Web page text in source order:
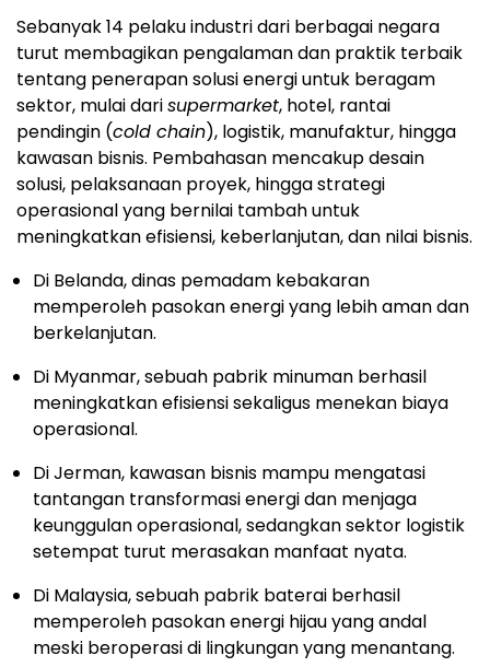
Sebanyak 14 pelaku industri dari berbagai negara
turut membagikan pengalaman dan praktik terbaik
tentang penerapan solusi energi untuk beragam
sektor, mulai darisupermarket, hotel, rantai
pendingin (cold chain), logistik, manufaktur, hingga
kawasan bisnis. Pembahasan mencakup desain
solusi, pelaksanaan proyek, hingga strategi
operasional yang bernilai tambah untuk
meningkatkan efisiensi, keberlanjutan, dan nilai bisnis.
Di Belanda, dinas pemadam kebakaran
memperoleh pasokan energi yang lebih aman dan
berkelanjutan.
Di Myanmar, sebuah pabrik minuman berhasil
meningkatkan efisiensi sekaligus menekan biaya
operasional.
Di Jerman, kawasan bisnis mampu mengatasi
tantangan transformasi energi dan menjaga
keunggulan operasional, sedangkan sektor logistik
setempat turut merasakan manfaat nyata.
Di Malaysia, sebuah pabrik baterai berhasil
memperoleh pasokan energi hijau yang andal
meski beroperasi di lingkungan yang menantang.